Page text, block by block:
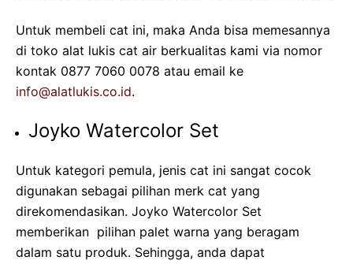
Untuk membeli cat ini, maka Anda bisa memesannya
di toko alat lukis cat air berkualitas kami via nomor
kontak 0877 7060 0078 atau email ke
info@alatlukis.co.id.
Joyko Watercolor Set
Untuk kategori pemula, jenis cat ini sangat cocok
digunakan sebagai pilihan merk cat yang
direkomendasikan. Joyko Watercolor Set
memberikan pilihan palet warna yang beragam
dalam satu produk. Sehingga, anda dapat